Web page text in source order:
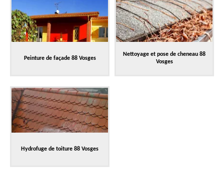
Peinture de façade 88 Vosges
Nettoyage et pose de cheneau 88
Vosges
Hydrofuge de toiture 88 Vosges